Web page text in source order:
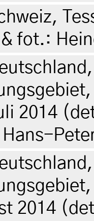
fot.:
2014
2014